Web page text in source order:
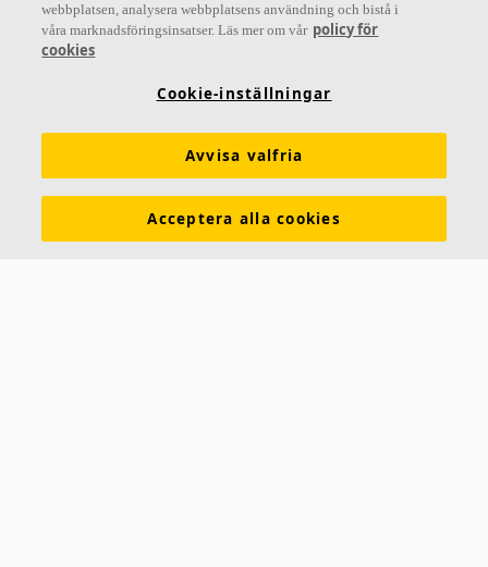
Letar du efter?
Kulörer och ytskikt Funktionskrav Mängdkalkylator
Prislistor Broschyrer The Lab Virtual Reality
Nyhetsrum
webbplatsen, analysera webbplatsens användning och bistå i
våra marknadsföringsinsatser. Läs mer om vår policy för
cookies
Cookie-inställningar
Avvisa valfria
Acceptera alla cookies